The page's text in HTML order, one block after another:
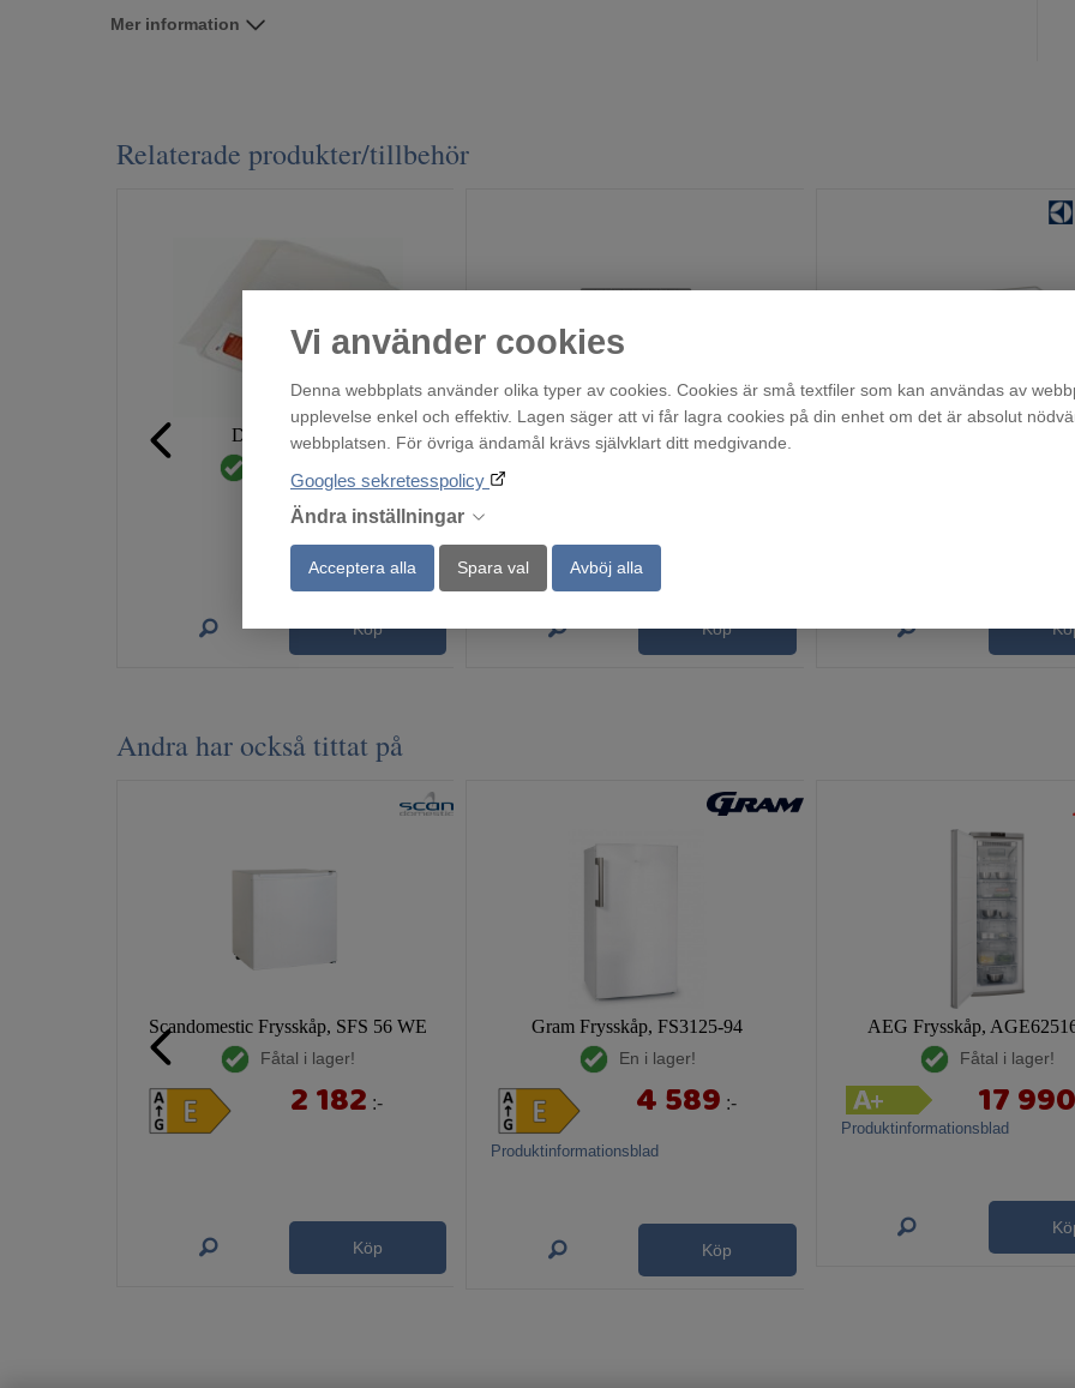
Vi använder cookies
Denna webbplats använder olika typer av cookies. Cookies är små textfiler som kan användas av
upplevelse enkel och effektiv. Lagen säger att vi får lagra cookies på din enhet om det är absolut
webbplatsen. För övriga ändamål krävs självklart ditt medgivande.
Googles sekretesspolicy
Ändra inställningar
Acceptera alla Spara val Avböj alla
Mer information
Relaterade produkter/tillbehör
Droppskydd60
219 :-
Köp
Droppskydd 60cm Kyl/Frys
Köp
Andra har också tittat på
Scandomestic Frysskåp, SFS 56 WE
Fåtal i lager!
2 182 :-
Köp
Gram Frysskåp, FS3125-94
En i lager!
Produktinformationsblad
4 589 :-
Köp
AEG Frysskåp,
Fåtal i lager!
Produktinformationsblad17 990